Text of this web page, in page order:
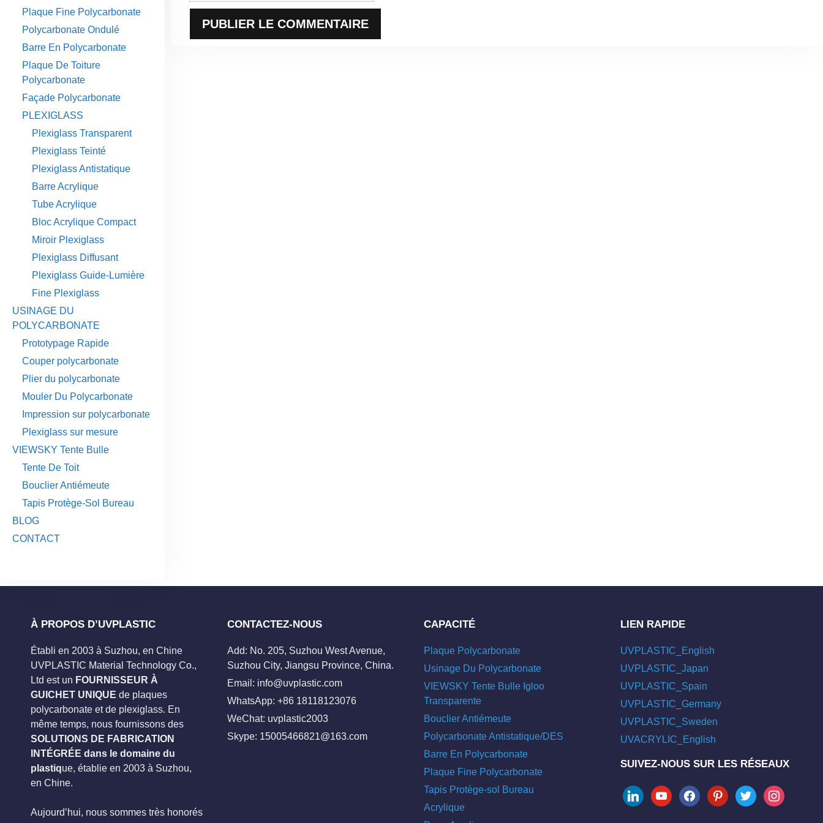
Plaque Fine Polycarbonate
Polycarbonate Ondulé
Barre En Polycarbonate
Plaque De Toiture
Polycarbonate
Façade Polycarbonate
PLEXIGLASS
Plexiglass Transparent
Plexiglass Teinté
Plexiglass Antistatique
Barre Acrylique
Tube Acrylique
Bloc Acrylique Compact
Miroir Plexiglass
Plexiglass Diffusant
Plexiglass Guide-Lumière
Fine Plexiglass
USINAGE DU
POLYCARBONATE
Prototypage Rapide
Couper polycarbonate
Plier du polycarbonate
Mouler Du Polycarbonate
Impression sur polycarbonate
Plexiglass sur mesure
VIEWSKY Tente Bulle
Tente De Toit
Bouclier Antiémeute
Tapis Protège-Sol Bureau
BLOG
CONTACT
À PROPOS D’UVPLASTIC
Établi en 2003 à Suzhou, en Chine
UVPLASTIC Material Technology Co.,
Ltd est un FOURNISSEUR À
GUICHET UNIQUE de plaques
polycarbonate et de plexiglass. En
même temps, nous fournissons des
SOLUTIONS DE FABRICATION
INTÉGRÉE dans le domaine du
plastique, établie en 2003 à Suzhou,
en Chine.
Aujourd’hui, nous sommes très honorés
CONTACTEZ-NOUS
Add: No. 205, Suzhou West Avenue,
Suzhou City, Jiangsu Province, China.
Email: info@uvplastic.com
WhatsApp: +86 18118123076
WeChat: uvplastic2003
Skype: 15005466821@163.com
CAPACITÉ
Plaque Polycarbonate
Usinage Du Polycarbonate
VIEWSKY Tente Bulle Igloo
Transparente
Bouclier Antiémeute
Polycarbonate Antistatique/DES
Barre En Polycarbonate
Plaque Fine Polycarbonate
Tapis Protège-sol Bureau
Acrylique
LIEN RAPIDE
UVPLASTIC_English
UVPLASTIC_Japan
UVPLASTIC_Spain
UVPLASTIC_Germany
UVPLASTIC_Sweden
UVACRYLIC_English
SUIVEZ-NOUS SUR LES RÉSEAUX
linkedinyoutubefacebookpinteresttwitter instagram